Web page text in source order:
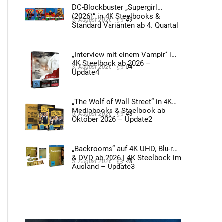
DC-Blockbuster „Supergirl
(2026)“ in 4K Steelbooks &
Standard Varianten ab 4. Quartal
3. August 2026 49
„Interview mit einem Vampir“ im
4K Steelbook ab 2026 –
Update4
3. August 2026 54
„The Wolf of Wall Street“ in 4K
Mediabooks & Steelbook ab
Oktober 2026 – Update2
5. August 2026 43
„Backrooms“ auf 4K UHD, Blu-ray
& DVD ab 2026 | 4K Steelbook im
Ausland – Update3
5. August 2026 48